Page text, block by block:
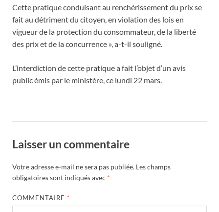
Cette pratique conduisant au renchérissement du prix se
fait au détriment du citoyen, en violation des lois en
vigueur de la protection du consommateur, de la liberté
des prix et de la concurrence », a-t-il souligné.
L’interdiction de cette pratique a fait l’objet d’un avis
public émis par le ministère, ce lundi 22 mars.
Laisser un commentaire
Votre adresse e-mail ne sera pas publiée. Les champs
obligatoires sont indiqués avec *
COMMENTAIRE *